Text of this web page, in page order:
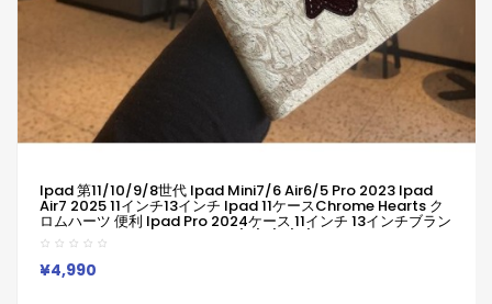
Ipad 第11/10/9/8世代 Ipad Mini7/6 Air6/5 Pro 2023 Ipad
Air7 2025 11インチ13インチ Ipad 11ケースChrome Hearts ク
ロムハーツ 便利 Ipad Pro 2024ケース 11インチ 13インチブラン
ド アイパッドケース Ipad Air1/2/3/4/5/6ケースChrome
Hearts クロムハーツ
¥4,990